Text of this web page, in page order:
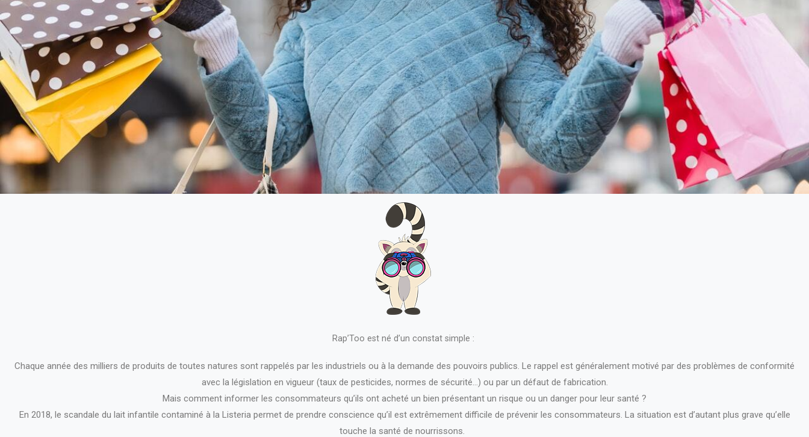
Rap’Too est né d’un constat simple :
Chaque année des milliers de produits de toutes natures sont rappelés par les industriels ou à la demande des pouvoirs publics. Le rappel est généralement motivé par des problèmes de conformité
avec la législation en vigueur (taux de pesticides, normes de sécurité…) ou par un défaut de fabrication.
Mais comment informer les consommateurs qu’ils ont acheté un bien présentant un risque ou un danger pour leur santé ?
En 2018, le scandale du lait infantile contaminé à la Listeria permet de prendre conscience qu’il est extrêmement difficile de prévenir les consommateurs. La situation est d’autant plus grave qu’elle
touche la santé de nourrissons.